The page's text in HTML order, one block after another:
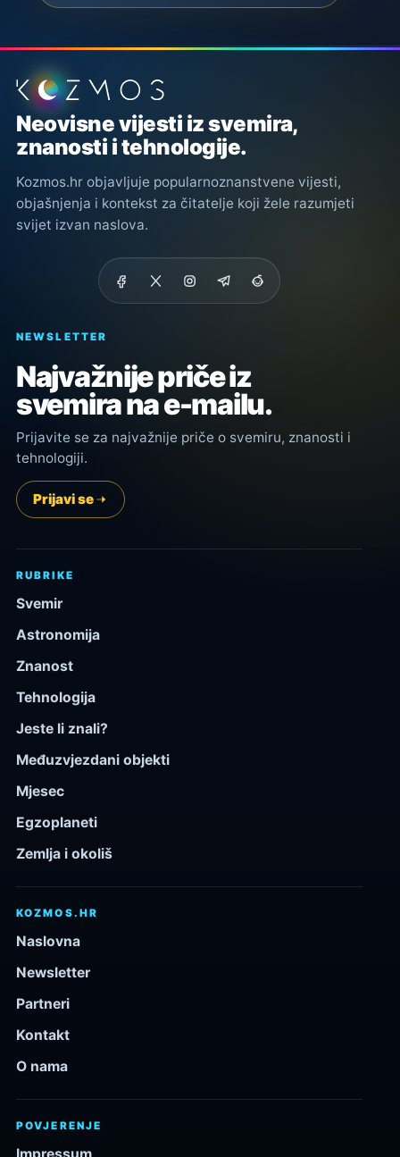
Podnožje stranice
Neovisne vijesti iz svemira,
znanosti i tehnologije.
Kozmos.hr objavljuje popularnoznanstvene vijesti,
objašnjenja i kontekst za čitatelje koji žele razumjeti
svijet izvan naslova.
NEWSLETTER
Najvažnije priče iz
svemira na e-mailu.
Prijavite se za najvažnije priče o svemiru, znanosti i
tehnologiji.
Prijavi se
RUBRIKE
Svemir
Astronomija
Znanost
Tehnologija
Jeste li znali?
Međuzvjezdani objekti
Mjesec
Egzoplaneti
Zemlja i okoliš
KOZMOS.HR
Naslovna
Newsletter
Partneri
Kontakt
O nama
POVJERENJE